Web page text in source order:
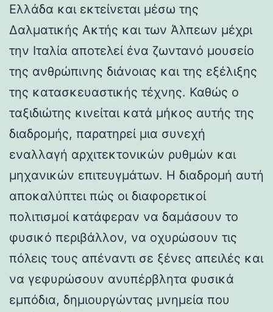
Ελλάδα και εκτείνεται μέσω της
Δαλματικής Ακτής και των Άλπεων μέχρι
την Ιταλία αποτελεί ένα ζωντανό μουσείο
της ανθρώπινης διάνοιας και της εξέλιξης
της κατασκευαστικής τέχνης. Καθώς ο
ταξιδιώτης κινείται κατά μήκος αυτής της
διαδρομής, παρατηρεί μια συνεχή
εναλλαγή αρχιτεκτονικών ρυθμών και
μηχανικών επιτευγμάτων. Η διαδρομή αυτή
αποκαλύπτει πώς οι διαφορετικοί
πολιτισμοί κατάφεραν να δαμάσουν το
φυσικό περιβάλλον, να οχυρώσουν τις
πόλεις τους απέναντι σε ξένες απειλές και
να γεφυρώσουν ανυπέρβλητα φυσικά
εμπόδια, δημιουργώντας μνημεία που